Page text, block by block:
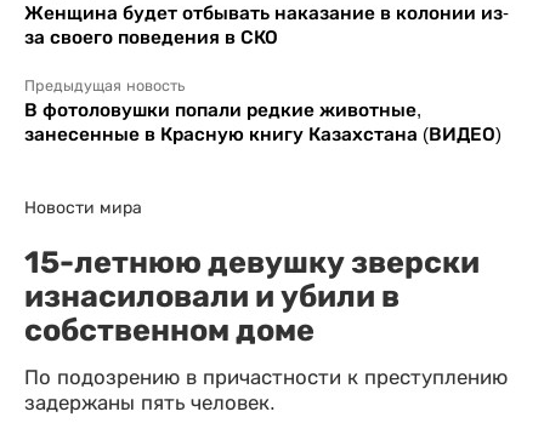
Женщина будет отбывать наказание в колонии из-
за своего поведения в СКО
Предыдущая новость
В фотоловушки попали редкие животные,
занесенные в Красную книгу Казахстана (ВИДЕО)
Новости мира
15-летнюю девушку зверски
изнасиловали и убили в
собственном доме
По подозрению в причастности к преступлению
задержаны пять человек.